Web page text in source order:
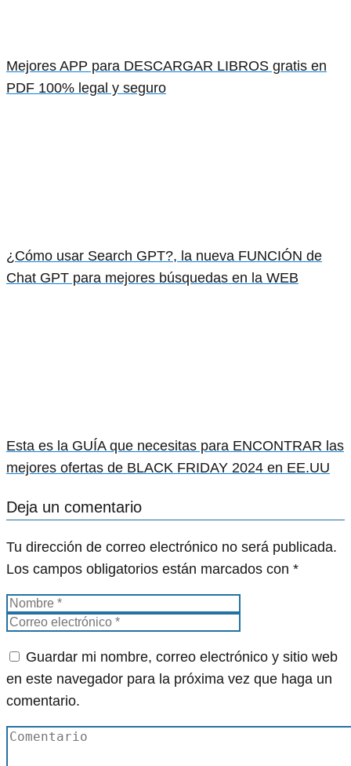
Mejores APP para DESCARGAR LIBROS gratis en
PDF 100% legal y seguro
¿Cómo usar Search GPT?, la nueva FUNCIÓN de
Chat GPT para mejores búsquedas en la WEB
Esta es la GUÍA que necesitas para ENCONTRAR las
mejores ofertas de BLACK FRIDAY 2024 en EE.UU
Deja un comentario
Tu dirección de correo electrónico no será publicada.
Los campos obligatorios están marcados con *
Guardar mi nombre, correo electrónico y sitio web
en este navegador para la próxima vez que haga un
comentario.